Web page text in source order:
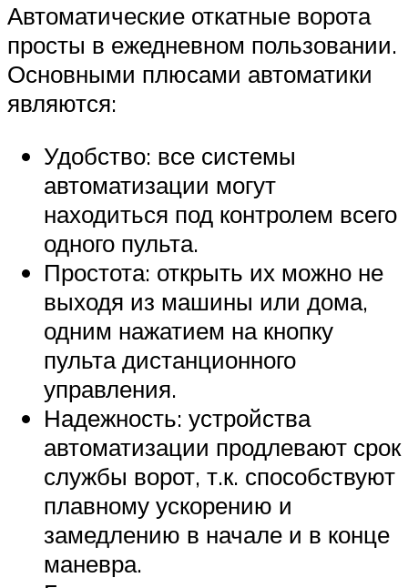
Автоматические откатные ворота
просты в ежедневном пользовании.
Основными плюсами автоматики
являются:
Удобство: все системы
автоматизации могут
находиться под контролем всего
одного пульта.
Простота: открыть их можно не
выходя из машины или дома,
одним нажатием на кнопку
пульта дистанционного
управления.
Надежность: устройства
автоматизации продлевают срок
службы ворот, т.к. способствуют
плавному ускорению и
замедлению в начале и в конце
маневра.